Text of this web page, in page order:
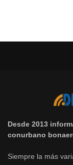
Desde 2013
conurbano
Siempre la más